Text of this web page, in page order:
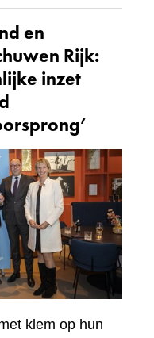
en
Rijk:
inzet
klem op hun